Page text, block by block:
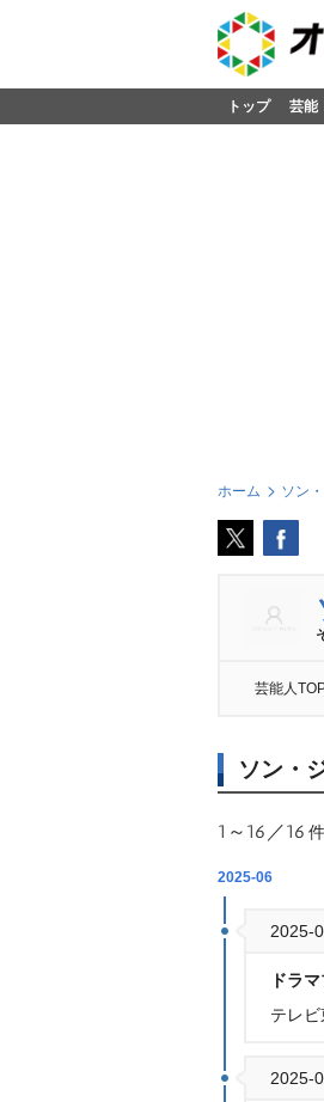
トップ 芸能
ホーム ソン
芸能人
ソン・
1～16／16 件
2025-06
2025-
ドラ
テレ
2025-